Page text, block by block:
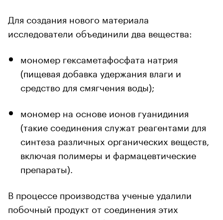
Для создания нового материала
исследователи объединили два вещества:
мономер гексаметафосфата натрия
(пищевая добавка удержания влаги и
средство для смягчения воды);
мономер на основе ионов гуанидиния
(такие соединения служат реагентами для
синтеза различных органических веществ,
включая полимеры и фармацевтические
препараты).
В процессе производства ученые удалили
побочный продукт от соединения этих